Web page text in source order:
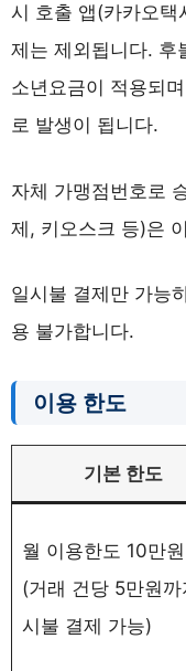
시 호출 앱(카카오택
제는 제외됩니다. 후
소년요금이 적용되
로 발생이 됩니다.
자체 가맹점번호로
제, 키오스크 등)은
일시불 결제만 가능
용 불가합니다.
이용 한도
기본 한도
월 이용한도 10만원
(거래 건당 5만원까
시불 결제 가능)